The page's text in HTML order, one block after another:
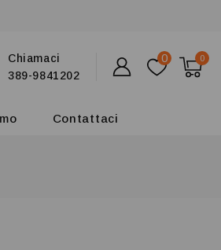
Chiamaci
389-9841202
0 0
Contattaci